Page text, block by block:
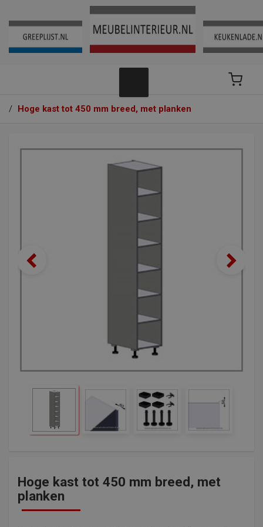
/ Hoge kast tot 450 mm breed, met planken
Hoge kast tot 450 mm breed, met
planken